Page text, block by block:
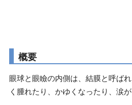
概要
眼球と眼瞼の内側は、結膜と呼ば
く腫れたり、かゆくなったり、涙